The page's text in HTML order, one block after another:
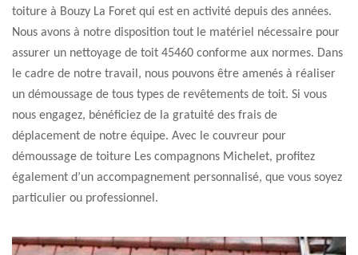
toiture à Bouzy La Foret qui est en activité depuis des années.
Nous avons à notre disposition tout le matériel nécessaire pour
assurer un nettoyage de toit 45460 conforme aux normes. Dans
le cadre de notre travail, nous pouvons être amenés à réaliser
un démoussage de tous types de revêtements de toit. Si vous
nous engagez, bénéficiez de la gratuité des frais de
déplacement de notre équipe. Avec le couvreur pour
démoussage de toiture Les compagnons Michelet, profitez
également d’un accompagnement personnalisé, que vous soyez
particulier ou professionnel.